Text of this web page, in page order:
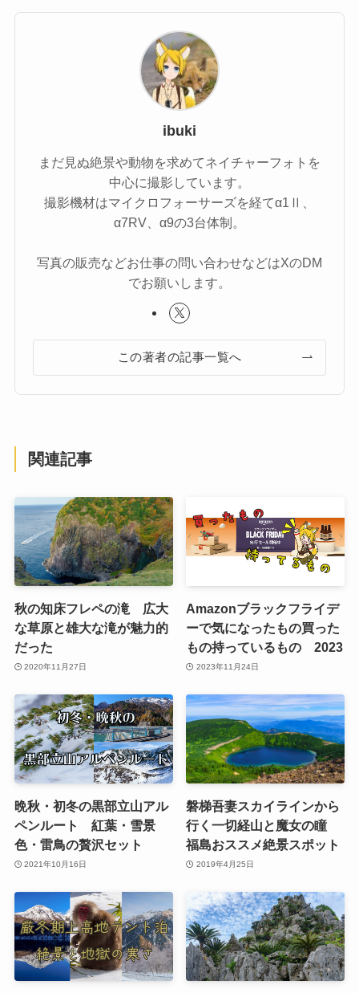
ibuki
まだ見ぬ絶景や動物を求めてネイチャーフォトを
中心に撮影しています。
撮影機材はマイクロフォーサーズを経てα1Ⅱ、
α7RV、α9の3台体制。
写真の販売などお仕事の問い合わせなどはXのDM
でお願いします。
この著者の記事一覧へ
関連記事
秋の知床フレペの滝 広大
な草原と雄大な滝が魅力的
だった
2020年11月27日
Amazonブラックフライデ
ーで気になったもの買った
もの持っているもの 2023
2023年11月24日
晩秋・初冬の黒部立山アル
ペンルート 紅葉・雪景
色・雷鳥の贅沢セット
2021年10月16日
磐梯吾妻スカイラインから
行く一切経山と魔女の瞳
福島おススメ絶景スポット
2019年4月25日